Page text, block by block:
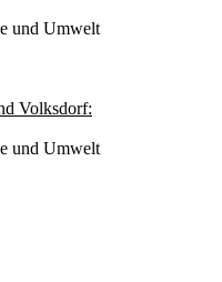
und Umwelt
Volksdorf:
und Umwelt